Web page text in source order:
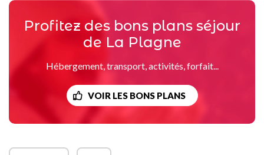
Profitez des bons plans séjour
de La Plagne
Hébergement, transport, activités, forfait...
VOIR LES BONS PLANS